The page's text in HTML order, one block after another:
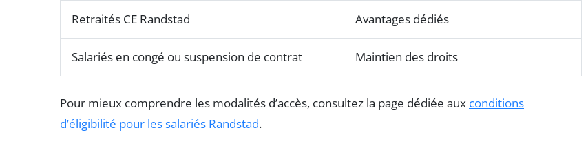
Retraités CE Randstad Avantages dédiés
Salariés en congé ou suspension de contrat Maintien des droits
Pour mieux comprendre les modalités d’accès, consultez la page dédiée aux conditions
d’éligibilité pour les salariés Randstad.